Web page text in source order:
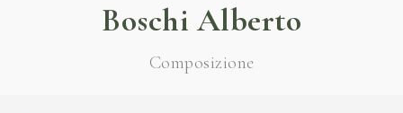
Boschi Alberto
Composizione